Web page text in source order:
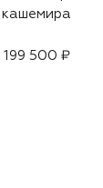
кашемира
199 500 ₽